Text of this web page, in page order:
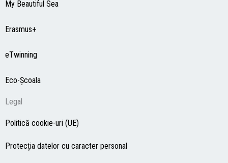
My Beautiful Sea
Erasmus+
eTwinning
Eco-Şcoala
Legal
Politică cookie-uri (UE)
Protecția datelor cu caracter personal